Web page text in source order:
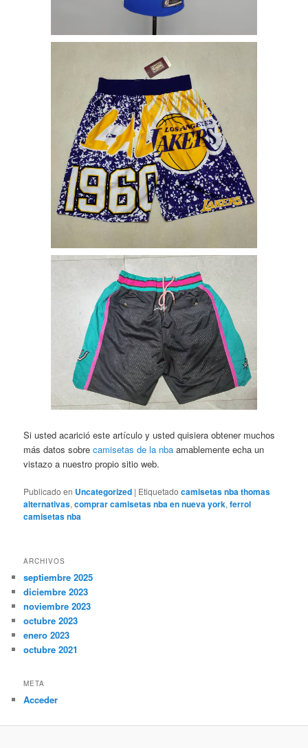
Si usted acarició este artículo y usted quisiera obtener muchos
más datos sobrecamisetas de la nba amablemente echa un
vistazo a nuestro propio sitio web.
Publicado en Uncategorized | Etiquetado camisetas nba thomas
alternativas,comprar camisetas nba en nueva york,ferrol
camisetas nba
ARCHIVOS
septiembre 2025
diciembre 2023
noviembre 2023
octubre 2023
enero 2023
octubre 2021
META
Acceder